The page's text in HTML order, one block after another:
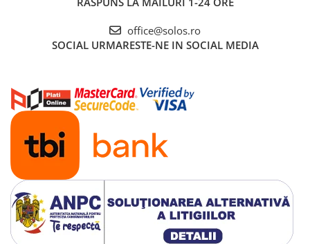
office@solos.ro
SOCIAL URMARESTE-NE IN SOCIAL MEDIA